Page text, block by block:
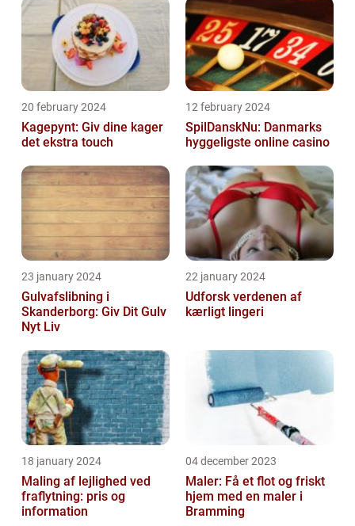
20 february 2024
Kagepynt: Giv dine kager
det ekstra touch
12 february 2024
SpilDanskNu: Danmarks
hyggeligste online casino
23 january 2024
Gulvafslibning i
Skanderborg: Giv Dit Gulv
Nyt Liv
22 january 2024
Udforsk verdenen af
kærligt lingeri
18 january 2024
Maling af lejlighed ved
fraflytning: pris og
information
04 december 2023
Maler: Få et flot og friskt
hjem med en maler i
Bramming